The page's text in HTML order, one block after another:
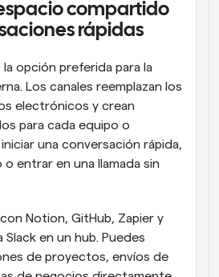
compartido
rápidas
la opción preferida para la
Los canales reemplazan los
electrónicos y crean
para cada equipo o
una conversación rápida,
o entrar en una llamada sin
Notion, GitHub, Zapier y
en un hub. Puedes
de proyectos, envíos de